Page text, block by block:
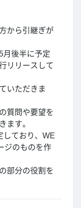
から引継ぎが
月後半に予定
リリースして
いただきま
質問や要望を
ます。
しており、WE
ジのものを作
部分の役割を